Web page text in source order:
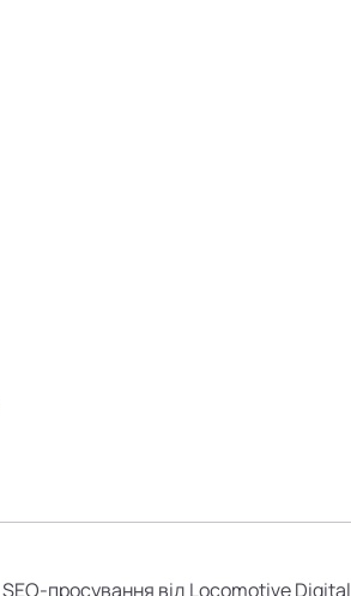
SEO-просування від Locomotive Digital